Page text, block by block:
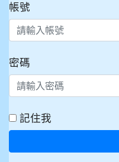
帳號
密碼
記住我